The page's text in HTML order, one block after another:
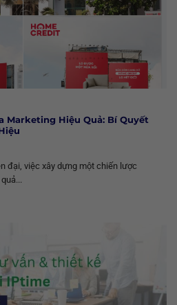
Marketing Hiệu Quả: Bí Quyết
đại, việc xây dựng một chiến lược